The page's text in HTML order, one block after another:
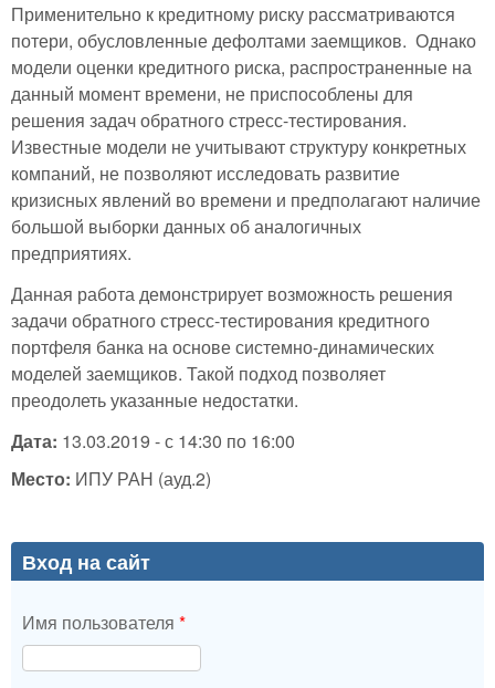
Применительно к кредитному риску рассматриваются
потери, обусловленные дефолтами заемщиков. Однако
модели оценки кредитного риска, распространенные на
данный момент времени, не приспособлены для
решения задач обратного стресс-тестирования.
Известные модели не учитывают структуру конкретных
компаний, не позволяют исследовать развитие
кризисных явлений во времени и предполагают наличие
большой выборки данных об аналогичных
предприятиях.
Данная работа демонстрирует возможность решения
задачи обратного стресс-тестирования кредитного
портфеля банка на основе системно-динамических
моделей заемщиков. Такой подход позволяет
преодолеть указанные недостатки.
Дата: 13.03.2019 -с 14:30 по 16:00
Место: ИПУ РАН (ауд.2)
Вход на сайт
Имя пользователя *